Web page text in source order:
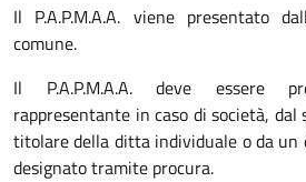
Il P.A.P.M.A.A. viene presentato
comune.
Il P.A.P.M.A.A. deve essere
rappresentante in caso di società, dal
titolare della ditta individuale o da un
designato tramite procura.